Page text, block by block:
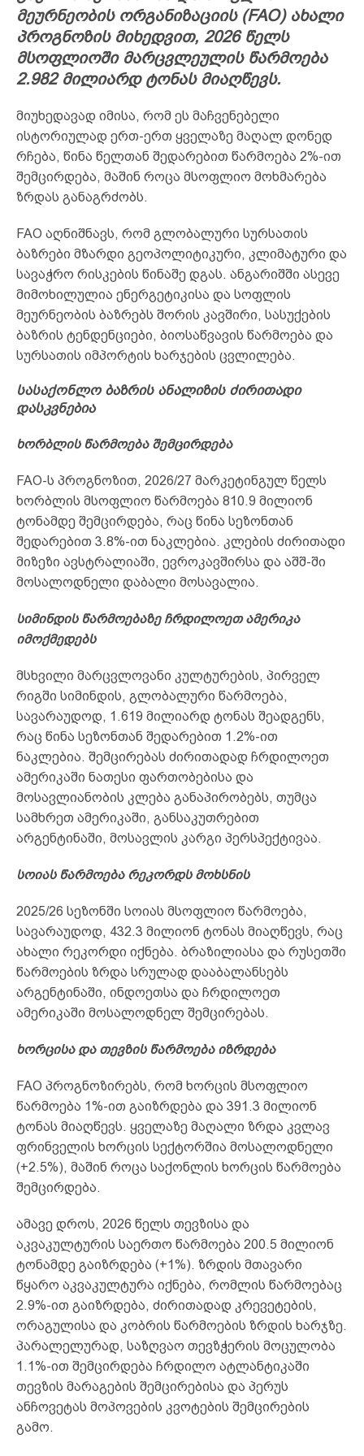
მეურნეობის ორგანიზაციის (FAO) ახალი
პროგნოზის მიხედვით, 2026 წელს
მსოფლიოში მარცვლეულის წარმოება
2.982 მილიარდ ტონას მიაღწევს.
მიუხედავად იმისა, რომ ეს მაჩვენებელი
ისტორიულად ერთ-ერთ ყველაზე მაღალ დონედ
რჩება, წინა წელთან შედარებით წარმოება 2%-ით
შემცირდება, მაშინ როცა მსოფლიო მოხმარება
ზრდას განაგრძობს.
FAO აღნიშნავს, რომ გლობალური სურსათის
ბაზრები მზარდი გეოპოლიტიკური, კლიმატური და
სავაჭრო რისკების წინაშე დგას. ანგარიშში ასევე
მიმოხილულია ენერგეტიკისა და სოფლის
მეურნეობის ბაზრებს შორის კავშირი, სასუქების
ბაზრის ტენდენციები, ბიოსაწვავის წარმოება და
სურსათის იმპორტის ხარჯების ცვლილება.
სასაქონლო ბაზრის ანალიზის ძირითადი
დასკვნებია
ხორბლის წარმოება შემცირდება
FAO-ს პროგნოზით, 2026/27 მარკეტინგულ წელს
ხორბლის მსოფლიო წარმოება 810.9 მილიონ
ტონამდე შემცირდება, რაც წინა სეზონთან
შედარებით 3.8%-ით ნაკლებია. კლების ძირითადი
მიზეზი ავსტრალიაში, ევროკავშირსა და აშშ-ში
მოსალოდნელი დაბალი მოსავალია.
სიმინდის წარმოებაზე ჩრდილოეთ ამერიკა
იმოქმედებს
მსხვილი მარცვლოვანი კულტურების, პირველ
რიგში სიმინდის, გლობალური წარმოება,
სავარაუდოდ, 1.619 მილიარდ ტონას შეადგენს,
რაც წინა სეზონთან შედარებით 1.2%-ით
ნაკლებია. შემცირებას ძირითადად ჩრდილოეთ
ამერიკაში ნათესი ფართობებისა და
მოსავლიანობის კლება განაპირობებს, თუმცა
სამხრეთ ამერიკაში, განსაკუთრებით
არგენტინაში, მოსავლის კარგი პერსპექტივაა.
სოიას წარმოება რეკორდს მოხსნის
2025/26 სეზონში სოიას მსოფლიო წარმოება,
სავარაუდოდ, 432.3 მილიონ ტონას მიაღწევს, რაც
ახალი რეკორდი იქნება. ბრაზილიასა და რუსეთში
წარმოების ზრდა სრულად დააბალანსებს
არგენტინაში, ინდოეთსა და ჩრდილოეთ
ამერიკაში მოსალოდნელ შემცირებას.
ხორცისა და თევზის წარმოება იზრდება
FAO პროგნოზირებს, რომ ხორცის მსოფლიო
წარმოება 1%-ით გაიზრდება და 391.3 მილიონ
ტონას მიაღწევს. ყველაზე მაღალი ზრდა კვლავ
ფრინველის ხორცის სექტორშია მოსალოდნელი
(+2.5%), მაშინ როცა საქონლის ხორცის წარმოება
შემცირდება.
ამავე დროს, 2026 წელს თევზისა და
აკვაკულტურის საერთო წარმოება 200.5 მილიონ
ტონამდე გაიზრდება (+1%). ზრდის მთავარი
წყარო აკვაკულტურა იქნება, რომლის წარმოებაც
2.9%-ით გაიზრდება, ძირითადად კრევეტების,
ორაგულისა და კობრის წარმოების ზრდის ხარჯზე.
პარალელურად, საზღვაო თევზჭერის მოცულობა
1.1%-ით შემცირდება ჩრდილო ატლანტიკაში
თევზის მარაგების შემცირებისა და პერუს
ანჩოვეტას მოპოვების კვოტების შემცირების
გამო.